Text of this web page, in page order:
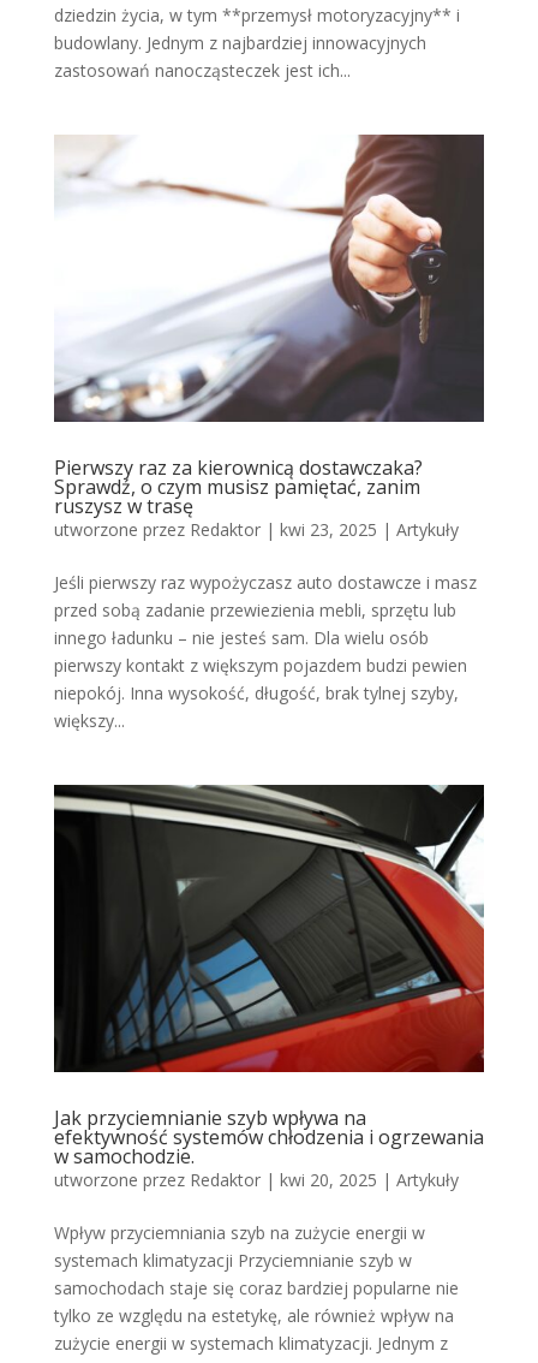
dziedzin życia, w tym **przemysł motoryzacyjny** i
budowlany. Jednym z najbardziej innowacyjnych
zastosowań nanocząsteczek jest ich...
Pierwszy raz za kierownicą dostawczaka?
Sprawdź, o czym musisz pamiętać, zanim
ruszysz w trasę
utworzone przez Redaktor| kwi 23, 2025 | Artykuły
Jeśli pierwszy raz wypożyczasz auto dostawcze i masz
przed sobą zadanie przewiezienia mebli, sprzętu lub
innego ładunku – nie jesteś sam. Dla wielu osób
pierwszy kontakt z większym pojazdem budzi pewien
niepokój. Inna wysokość, długość, brak tylnej szyby,
większy...
Jak przyciemnianie szyb wpływa na
efektywność systemów chłodzenia i ogrzewania
w samochodzie.
utworzone przez Redaktor| kwi 20, 2025 | Artykuły
Wpływ przyciemniania szyb na zużycie energii w
systemach klimatyzacji Przyciemnianie szyb w
samochodach staje się coraz bardziej popularne nie
tylko ze względu na estetykę, ale również wpływ na
zużycie energii w systemach klimatyzacji. Jednym z